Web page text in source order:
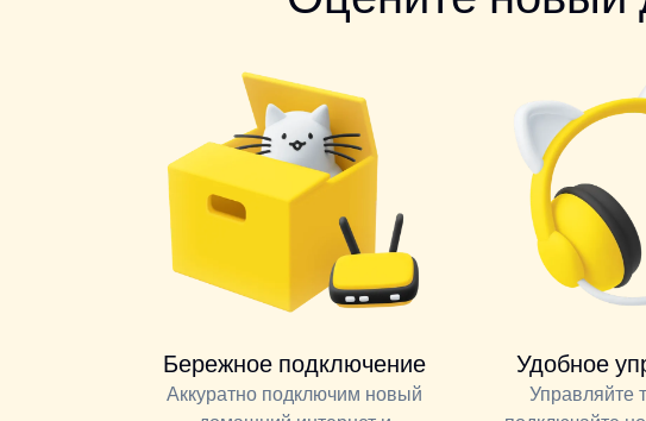
Бережное подключение
Аккуратно подключим новый
Удобное
Управляйте